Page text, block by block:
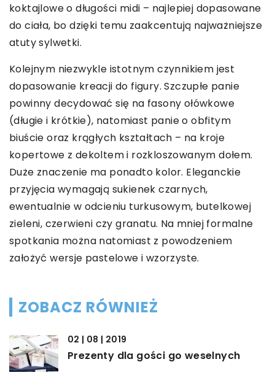
koktajlowe o długości midi – najlepiej dopasowane
do ciała, bo dzięki temu zaakcentują najważniejsze
atuty sylwetki.
Kolejnym niezwykle istotnym czynnikiem jest
dopasowanie kreacji do figury. Szczupłe panie
powinny decydować się na fasony ołówkowe
(długie i krótkie), natomiast panie o obfitym
biuście oraz krągłych kształtach – na kroje
kopertowe z dekoltem i rozkloszowanym dołem.
Duże znaczenie ma ponadto kolor. Eleganckie
przyjęcia wymagają sukienek czarnych,
ewentualnie w odcieniu turkusowym, butelkowej
zieleni, czerwieni czy granatu. Na mniej formalne
spotkania można natomiast z powodzeniem
założyć wersje pastelowe i wzorzyste.
ZOBACZ RÓWNIEŻ
02 | 08 | 2019
Prezenty dla gości go weselnych